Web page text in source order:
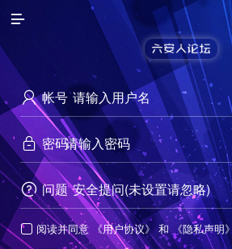

 帐号
 密码
 问题 安全提问(未设置请忽略)
 阅读并同意 《用户协议》 和 《隐私声明》